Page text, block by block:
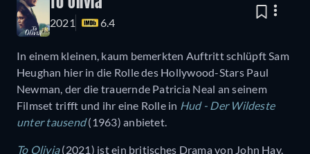
To Olivia
2021 6.4
In einem kleinen, kaum bemerkten Auftritt schlüpft Sam
Heughan hier in die Rolle des Hollywood-Stars Paul
Newman, der die trauernde Patricia Neal an seinem
Filmset trifft und ihr eine Rolle in Hud - Der Wildeste
unter tausend(1963) anbietet.
To Olivia(2021) ist ein britisches Drama von John Hay,